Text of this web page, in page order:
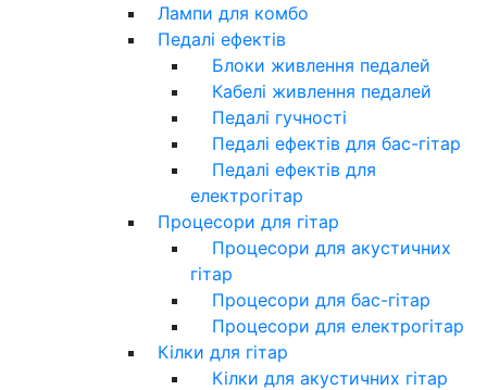
Лампи для комбо
Педалі ефектів
Блоки живлення педалей
Кабелі живлення педалей
Педалі гучності
Педалі ефектів для бас-гітар
Педалі ефектів для
електрогітар
Процесори для гітар
Процесори для акустичних
гітар
Процесори для бас-гітар
Процесори для електрогітар
Кілки для гітар
Кілки для акустичних гітар